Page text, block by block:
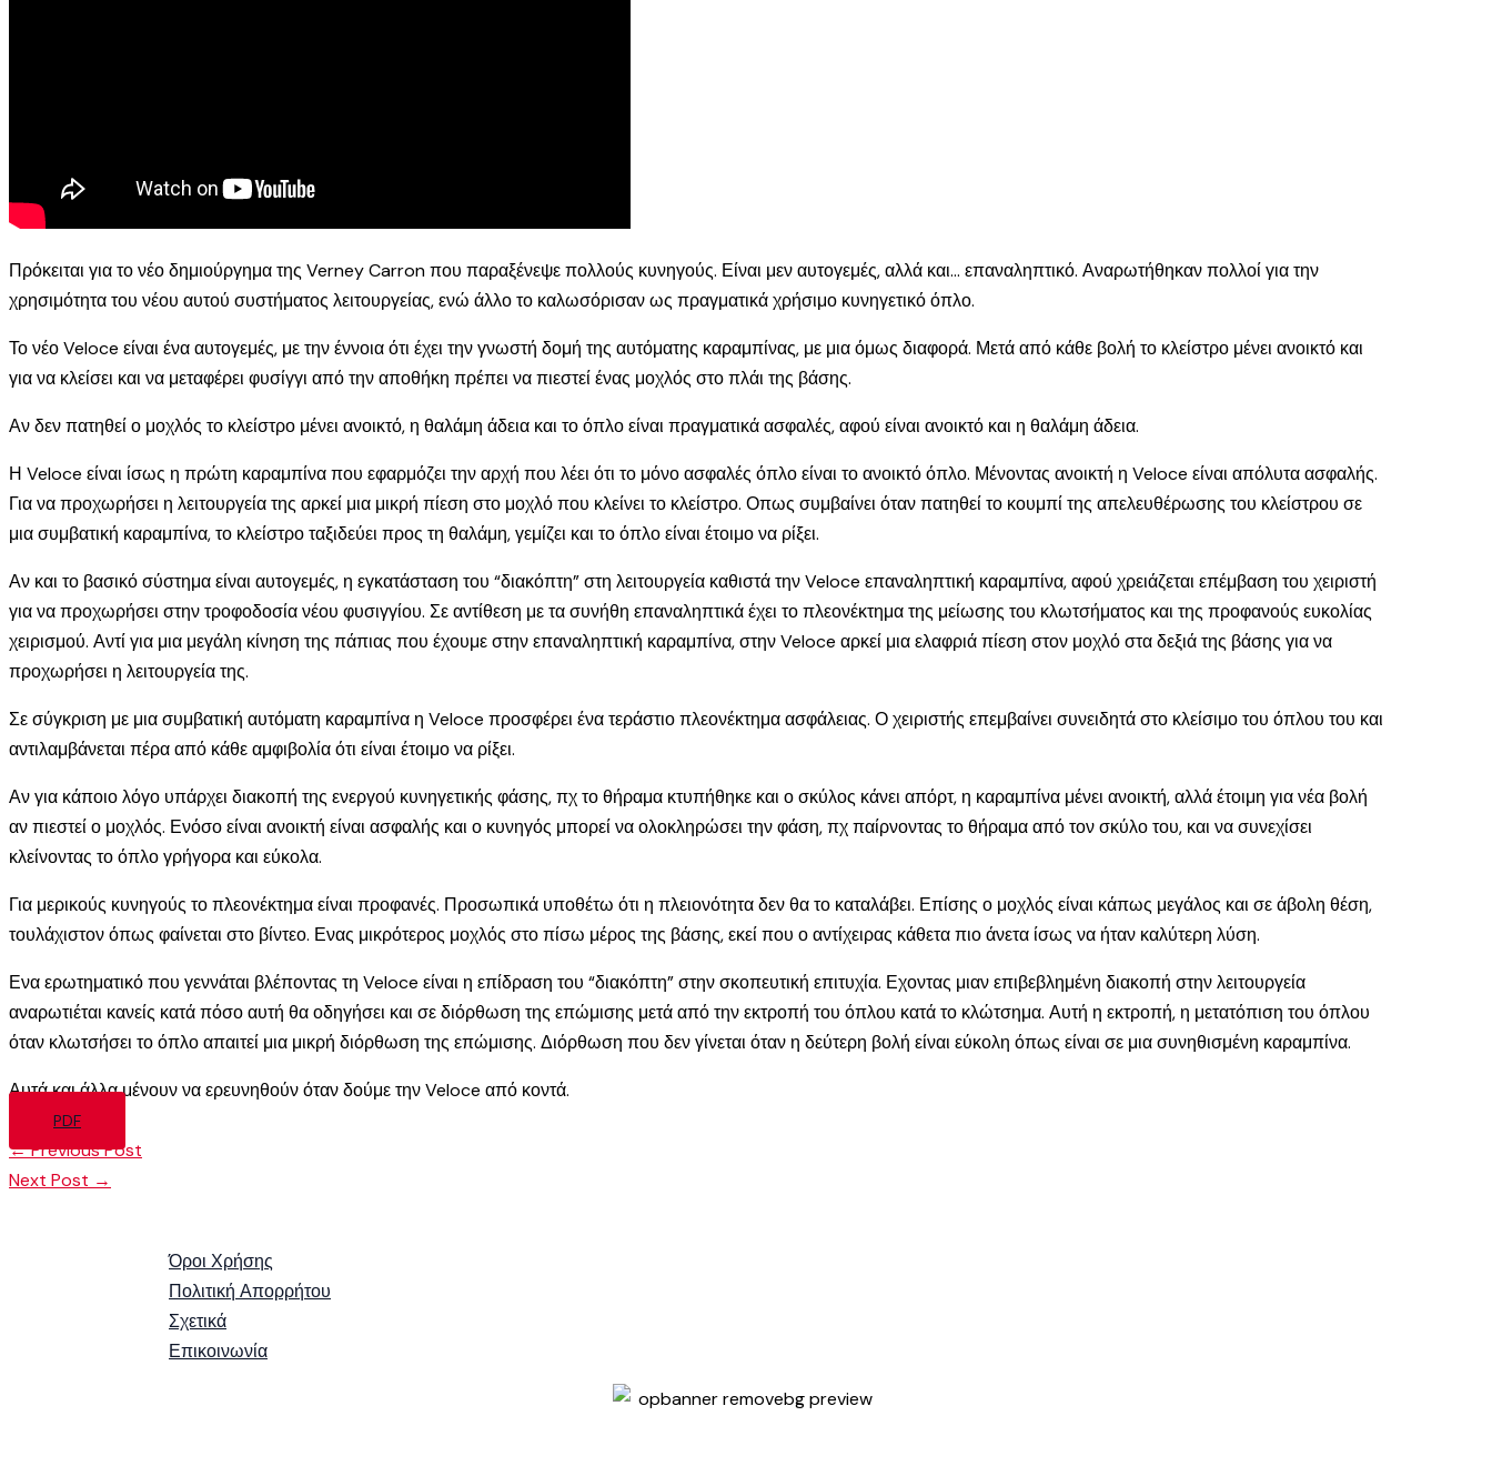
Πρόκειται για το νέο δημιούργημα της Verney Carron που παραξένεψε πολλούς κυνηγούς. Είναι μεν αυτογεμές, αλλά και… επαναληπτικό. Αναρωτήθηκαν πολλοί για την
χρησιμότητα του νέου αυτού συστήματος λειτουργείας, ενώ άλλο το καλωσόρισαν ως πραγματικά χρήσιμο κυνηγετικό όπλο.
Το νέο Veloce είναι ένα αυτογεμές, με την έννοια ότι έχει την γνωστή δομή της αυτόματης καραμπίνας, με μια όμως διαφορά. Μετά από κάθε βολή το κλείστρο μένει ανοικτό και
για να κλείσει και να μεταφέρει φυσίγγι από την αποθήκη πρέπει να πιεστεί ένας μοχλός στο πλάι της βάσης.
Αν δεν πατηθεί ο μοχλός το κλείστρο μένει ανοικτό, η θαλάμη άδεια και το όπλο είναι πραγματικά ασφαλές, αφού είναι ανοικτό και η θαλάμη άδεια.
Η Veloce είναι ίσως η πρώτη καραμπίνα που εφαρμόζει την αρχή που λέει ότι το μόνο ασφαλές όπλο είναι το ανοικτό όπλο. Μένοντας ανοικτή η Veloce είναι απόλυτα ασφαλής.
Για να προχωρήσει η λειτουργεία της αρκεί μια μικρή πίεση στο μοχλό που κλείνει το κλείστρο. Οπως συμβαίνει όταν πατηθεί το κουμπί της απελευθέρωσης του κλείστρου σε
μια συμβατική καραμπίνα, το κλείστρο ταξιδεύει προς τη θαλάμη, γεμίζει και το όπλο είναι έτοιμο να ρίξει.
Αν και το βασικό σύστημα είναι αυτογεμές, η εγκατάσταση του “διακόπτη” στη λειτουργεία καθιστά την Veloce επαναληπτική καραμπίνα, αφού χρειάζεται επέμβαση του χειριστή
για να προχωρήσει στην τροφοδοσία νέου φυσιγγίου. Σε αντίθεση με τα συνήθη επαναληπτικά έχει το πλεονέκτημα της μείωσης του κλωτσήματος και της προφανούς ευκολίας
χειρισμού. Αντί για μια μεγάλη κίνηση της πάπιας που έχουμε στην επαναληπτική καραμπίνα, στην Veloce αρκεί μια ελαφριά πίεση στον μοχλό στα δεξιά της βάσης για να
προχωρήσει η λειτουργεία της.
Σε σύγκριση με μια συμβατική αυτόματη καραμπίνα η Veloce προσφέρει ένα τεράστιο πλεονέκτημα ασφάλειας. Ο χειριστής επεμβαίνει συνειδητά στο κλείσιμο του όπλου του και
αντιλαμβάνεται πέρα από κάθε αμφιβολία ότι είναι έτοιμο να ρίξει.
Αν για κάποιο λόγο υπάρχει διακοπή της ενεργού κυνηγετικής φάσης, πχ το θήραμα κτυπήθηκε και ο σκύλος κάνει απόρτ, η καραμπίνα μένει ανοικτή, αλλά έτοιμη για νέα βολή
αν πιεστεί ο μοχλός. Ενόσο είναι ανοικτή είναι ασφαλής και ο κυνηγός μπορεί να ολοκληρώσει την φάση, πχ παίρνοντας το θήραμα από τον σκύλο του, και να συνεχίσει
κλείνοντας το όπλο γρήγορα και εύκολα.
Για μερικούς κυνηγούς το πλεονέκτημα είναι προφανές. Προσωπικά υποθέτω ότι η πλειονότητα δεν θα το καταλάβει. Επίσης ο μοχλός είναι κάπως μεγάλος και σε άβολη θέση,
τουλάχιστον όπως φαίνεται στο βίντεο. Ενας μικρότερος μοχλός στο πίσω μέρος της βάσης, εκεί που ο αντίχειρας κάθετα πιο άνετα ίσως να ήταν καλύτερη λύση.
Ενα ερωτηματικό που γεννάται βλέποντας τη Veloce είναι η επίδραση του “διακόπτη” στην σκοπευτική επιτυχία. Εχοντας μιαν επιβεβλημένη διακοπή στην λειτουργεία
αναρωτιέται κανείς κατά πόσο αυτή θα οδηγήσει και σε διόρθωση της επώμισης μετά από την εκτροπή του όπλου κατά το κλώτσημα. Αυτή η εκτροπή, η μετατόπιση του όπλου
όταν κλωτσήσει το όπλο απαιτεί μια μικρή διόρθωση της επώμισης. Διόρθωση που δεν γίνεται όταν η δεύτερη βολή είναι εύκολη όπως είναι σε μια συνηθισμένη καραμπίνα.
Αυτά και άλλα μένουν να ερευνηθούν όταν δούμε την Veloce από κοντά.
PDF
←Previous Post
Next Post →
Όροι Χρήσης
Πολιτική Απορρήτου
Σχετικά
Επικοινωνία